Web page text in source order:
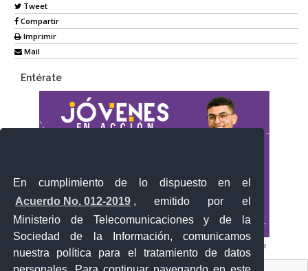
En cumplimiento de lo dispuesto en el
Acuerdo No. 012-2019 , emitido por el
Ministerio de Telecomunicaciones y de la
Sociedad de la Información, comunicamos
nuestra política para el tratamiento de datos
Tweet
Compartir
Imprimir
Mail
Entérate